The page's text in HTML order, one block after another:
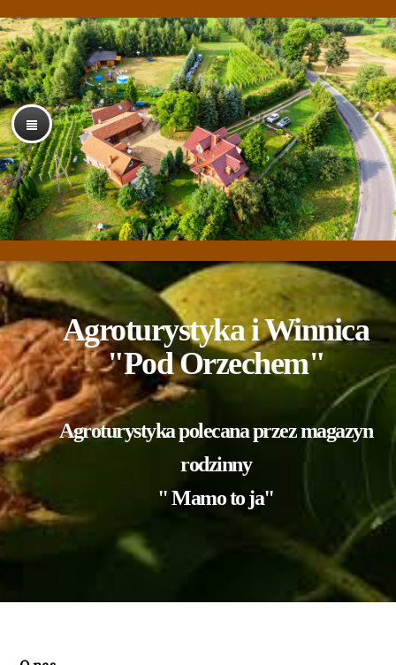
Agroturystyka i Winnica
"Pod Orzechem"
Agroturystyka polecana przez magazyn
rodzinny
" Mamo to ja"